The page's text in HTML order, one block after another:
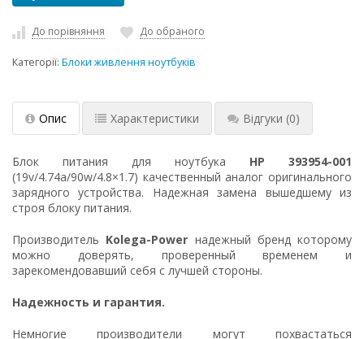
До порівняння До обраного
Категорії: Блоки живлення ноутбуків
Опис Характеристики Відгуки (0)
Блок питания для ноутбука HP 393954-001
(19v/4.74a/90w/4.8×1.7) качественный аналог оригинального
зарядного устройства. Надежная замена вышедшему из
строя блоку питания.
Производитель Kolega-Power надежный бренд которому
можно доверять, проверенный временем и
зарекомендовавший себя с лучшей стороны.
Надежность и гарантия.
Немногие производители могут похвастаться